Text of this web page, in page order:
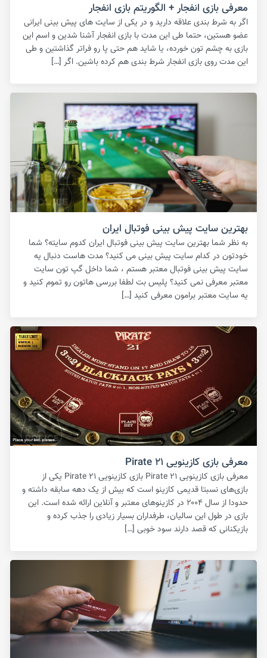
معرفی بازی انفجار + الگوریتم بازی انفجار
اگر به شرط بندی علاقه دارید و در یکی از سایت های پیش بینی ایرانی
عضو هستین، حتما طی این مدت با بازی انفجار آشنا شدین و اسم این
بازی به چشم تون خورده، یا شاید هم حتی پا رو فراتر گذاشتین و طی
این مدت روی بازی انفجار شرط بندی هم کرده باشین. اگر […]
بهترین سایت پیش بینی فوتبال ایران
به نظر شما بهترین سایت پیش بینی فوتبال ایران کدوم سایته؟ شما
خودتون در کدام سایت پیش بینی می کنید؟ مدت هاست دنبال یه
سایت پیش بینی فوتبال معتبر هستم ، شما داخل گپ تون سایت
معتبر معرفی نمی کنید؟ پلیس بت لطفا بررسی هاتون رو تموم کنید و
یه سایت معتبر برامون معرفی کنید […]
معرفی بازی کازینویی Pirate ۲۱
معرفی بازی کازینویی Pirate ۲۱ بازی کازینویی Pirate ۲۱ یکی از
بازی‌های نسبتا قدیمی کازینو است که بیش از یک دهه سابقه داشته و
حدودا از سال ۲۰۰۴ در کازینوهای معتبر و آنلاین ارائه شده است. این
بازی در طول این سالیان، طرفداران بسیار زیادی را جذب کرده و
بازیکنانی که قصد دارند سود خوبی […]